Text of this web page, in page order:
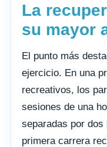
La
su mayor
El punto más
ejercicio. En una
recreativos, los
sesiones de una
separadas por
primera carrera